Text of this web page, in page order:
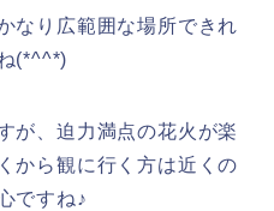
なり広範囲な場所できれ
(*^^*)
が、迫力満点の花火が楽
から観に行く方は近くの
ですね♪